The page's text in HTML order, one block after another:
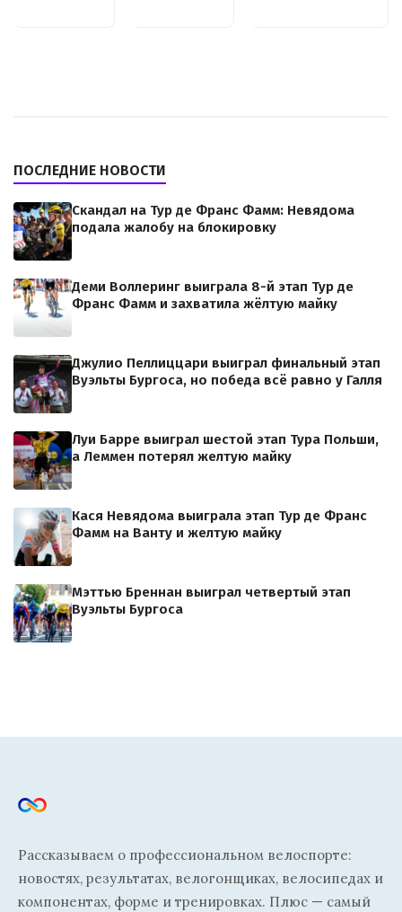
ПОСЛЕДНИЕ НОВОСТИ
Скандал на Тур де Франс Фамм: Невядома
подала жалобу на блокировку
Деми Воллеринг выиграла 8-й этап Тур де
Франс Фамм и захватила жёлтую майку
Джулио Пеллиццари выиграл финальный этап
Вуэльты Бургоса, но победа всё равно у Галля
Луи Барре выиграл шестой этап Тура Польши,
а Леммен потерял желтую майку
Кася Невядома выиграла этап Тур де Франс
Фамм на Ванту и желтую майку
Мэттью Бреннан выиграл четвертый этап
Вуэльты Бургоса
Рассказываем о профессиональном велоспорте:
новостях, результатах, велогонщиках, велосипедах и
компонентах, форме и тренировках. Плюс — самый